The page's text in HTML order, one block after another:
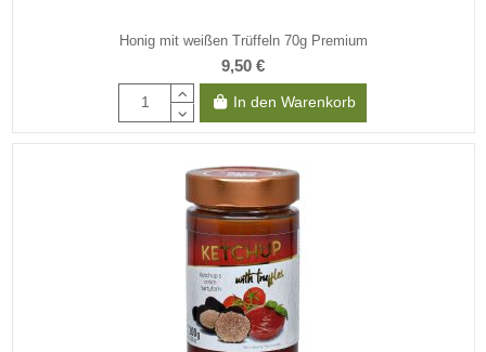
Honig mit weißen Trüffeln 70g Premium
9,50 €
In den Warenkorb